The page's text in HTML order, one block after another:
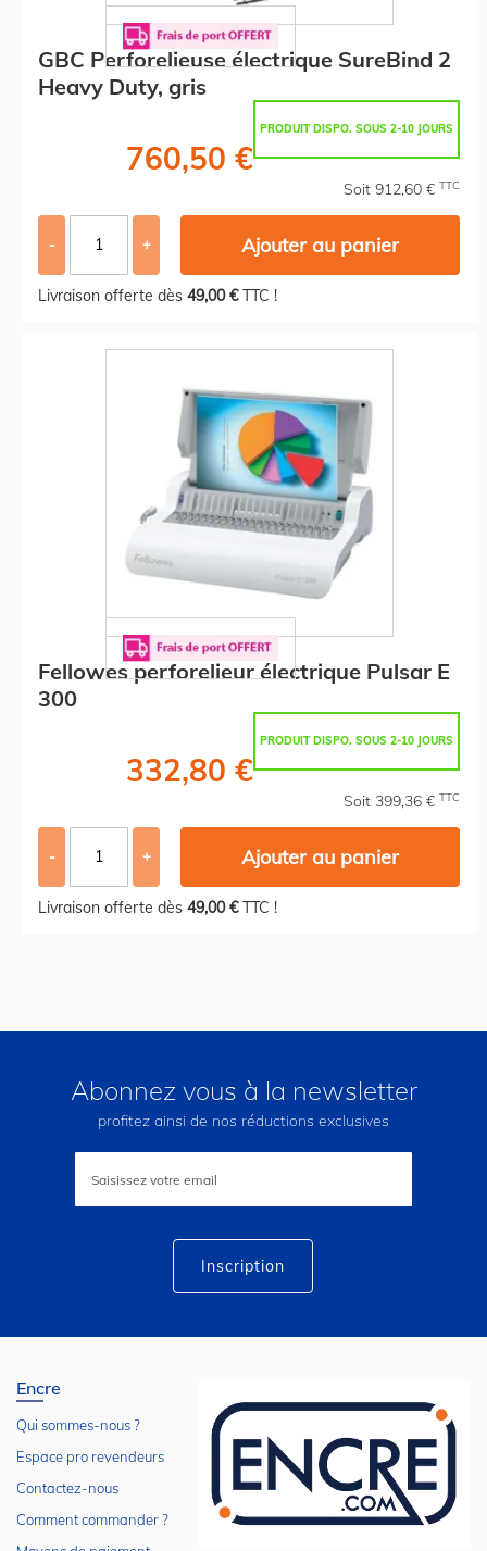
GBC Perforelieuse électrique SureBind 2
Heavy Duty, gris
PRODUIT DISPO. SOUS 2-10 JOURS
760,50 €
Soit 912,60 € TTC
- + Ajouter au panier
Livraison offerte dès 49,00 €TTC !
Fellowes perforelieur électrique Pulsar E
300
PRODUIT DISPO. SOUS 2-10 JOURS
332,80 €
Soit 399,36 € TTC
- + Ajouter au panier
Livraison offerte dès 49,00 €TTC !
Abonnez vous à la newsletter
profitez ainsi de nos réductions exclusives
lettre
Inscription
Encre
Qui sommes-nous ?
Espace pro revendeurs
Contactez-nous
Comment commander ?